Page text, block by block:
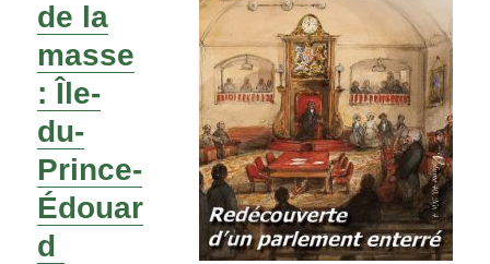
de la
masse
: Île-
du-
Prince-
Édouar
d